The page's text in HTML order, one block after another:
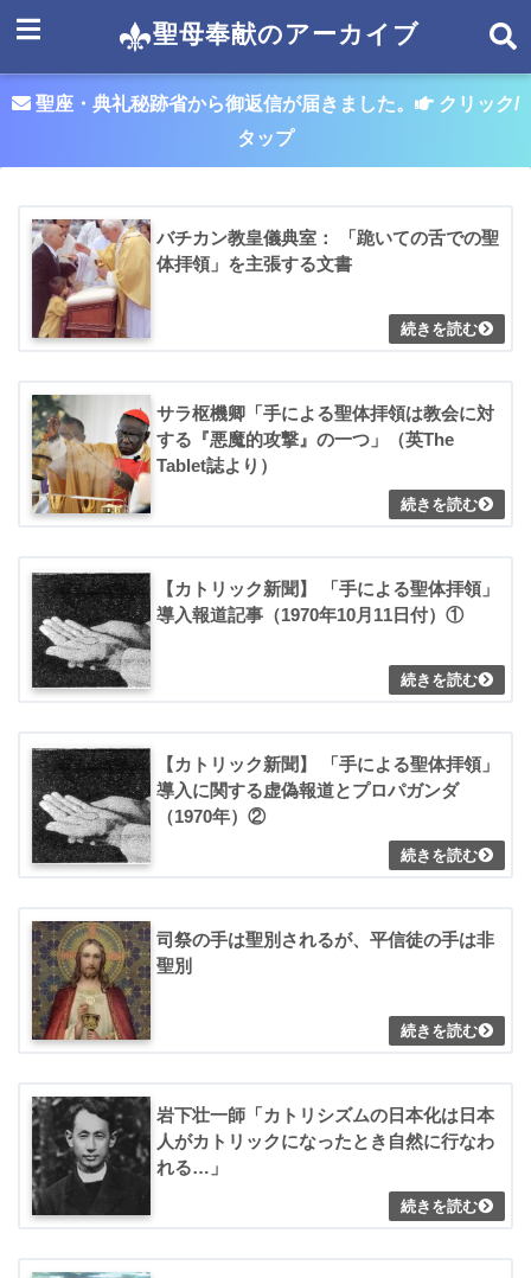
聖母奉献のアーカイブ
聖座・典礼秘跡省から御返信が届きました。
クリック/
タップ
バチカン教皇儀典室： 「跪いての舌での聖
体拝領」を主張する文書
サラ枢機卿「手による聖体拝領は教会に対
する『悪魔的攻撃』の一つ」（英The
Tablet誌より）
【カトリック新聞】 「手による聖体拝領」
導入報道記事（1970年10月11日付）①
【カトリック新聞】 「手による聖体拝領」
導入に関する虚偽報道とプロパガンダ
（1970年）②
司祭の手は聖別されるが、平信徒の手は非
聖別
岩下壮一師「カトリシズムの日本化は日本
人がカトリックになったとき自然に行なわ
れる…」